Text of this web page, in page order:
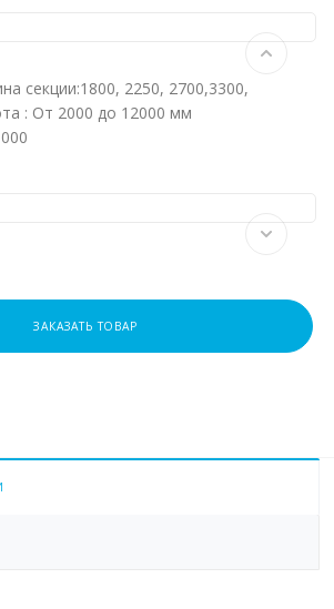
секции:1800, 2250, 2700,3300,
: От 2000 до 12000 мм
ЗАКАЗАТЬ ТОВАР